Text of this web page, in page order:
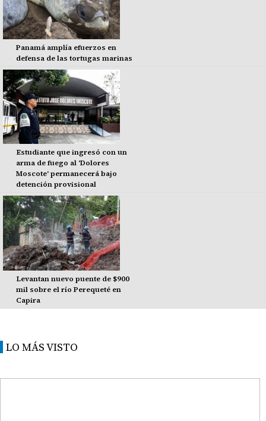
Panamá amplía efuerzos en
defensa de las tortugas marinas
Estudiante que ingresó con un
arma de fuego al 'Dolores
Moscote' permanecerá bajo
detención provisional
Levantan nuevo puente de $900
mil sobre el río Perequeté en
Capira
LO MÁS VISTO